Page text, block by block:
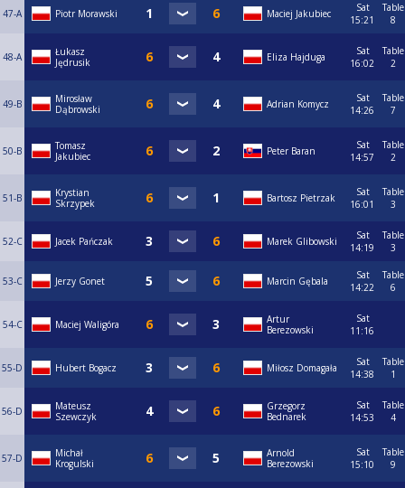
47-A Piotr Morawski Maciej Jakubiec
Sat
15:21
Table
8
48-A
Łukasz
Jędrusik
Eliza Hajduga
Sat
16:02
Table
2
49-B
Mirosław
Dąbrowski
Adrian Komycz
Sat
14:26
Table
7
50-B
Tomasz
Jakubiec
Peter Baran
Sat
14:57
Table
2
51-B
Krystian
Skrzypek
Bartosz Pietrzak
Sat
16:01
Table
3
52-C Jacek Pańczak Marek Glibowski
Sat
14:19
Table
3
53-C Jerzy Gonet Marcin Gębala
Sat
14:22
Table
6
54-C Maciej Waligóra
Artur
Berezowski
Sat
11:16
55-D Hubert Bogacz Miłosz Domagała
Sat
14:38
Table
1
56-D
Mateusz
Szewczyk
Grzegorz
Bednarek
Sat
14:53
Table
4
57-D
Michał
Krogulski
Arnold
Berezowski
Sat
15:10
Table
9